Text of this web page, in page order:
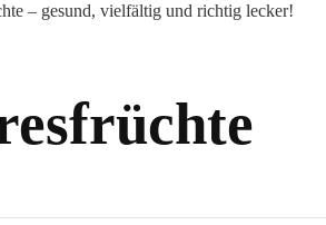
– gesund, vielfältig und richtig lecker!